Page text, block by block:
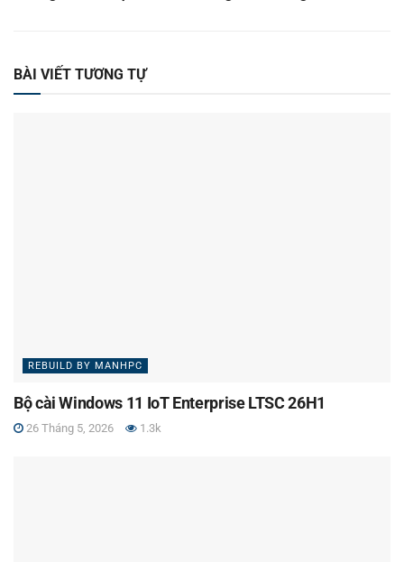
BÀI VIẾT TƯƠNG TỰ
REBUILD BY MANHPC
Bộ cài Windows 11 IoT Enterprise LTSC 26H1
26 Tháng 5, 2026 1.3k